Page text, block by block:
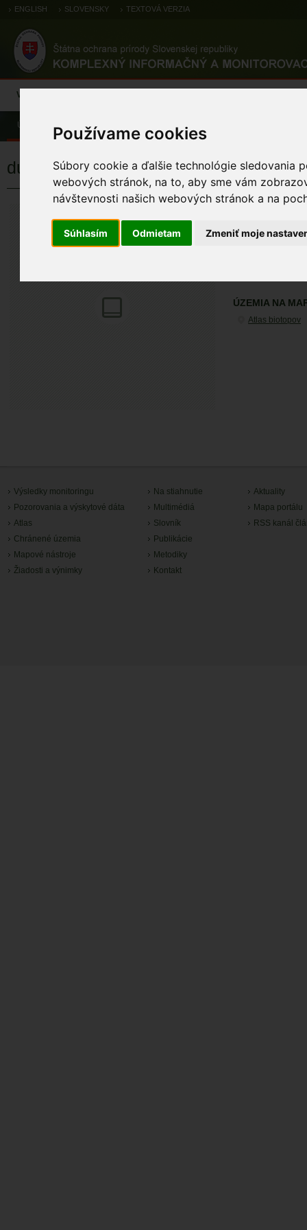
Používame cookies
Súbory cookie a ďalšie technológie sledovania
webových stránok, na to, aby sme vám
návštevnosti našich webových stránok a na
Súhlasím Odmietam Zmeniť moje
ENGLISH SLOVENSKY TEXTOVÁ VERZIA
Výsledky monitoringu
Úvod Atlas Atlas biotopov
dubovo-hrabové lesy
KÓD BIOTOPU
ÚZEMIA NA
Atlas biotopov
Výsledky monitoringu
Pozorovania a výskytové dáta
Atlas
Chránené územia
Mapové nástroje
Žiadosti a výnimky
Na stiahnutie
Multimédiá
Slovník
Publikácie
Metodiky
Kontakt
Aktuality
Mapa portálu
RSS kanál